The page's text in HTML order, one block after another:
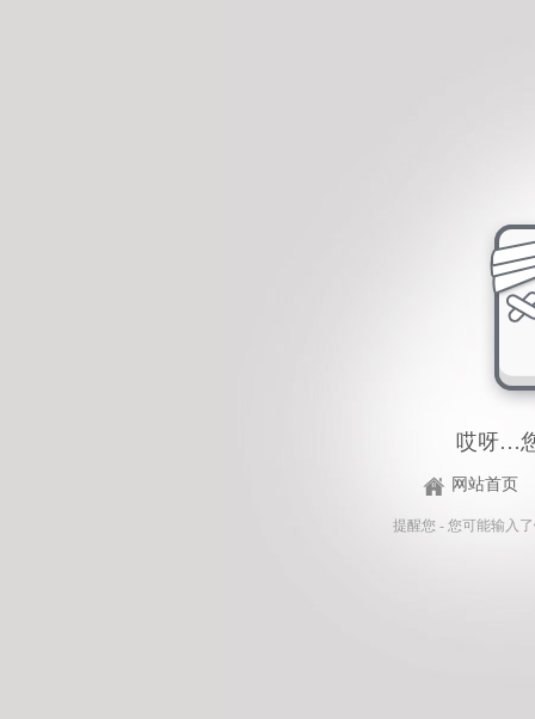
哎呀…
网站首页
提醒您 - 您可能输入